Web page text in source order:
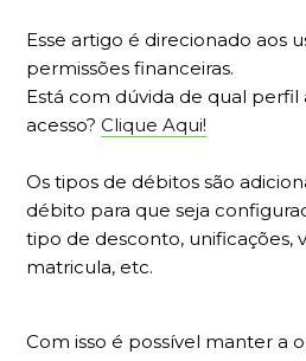
Esse artigo é direcionado aos
permissões financeiras.
Está com dúvida de qual perfil
acesso? Clique Aqui!
Os tipos de débitos são
débito para que seja
tipo de desconto, unificações,
matricula, etc.
Com isso é possível manter a